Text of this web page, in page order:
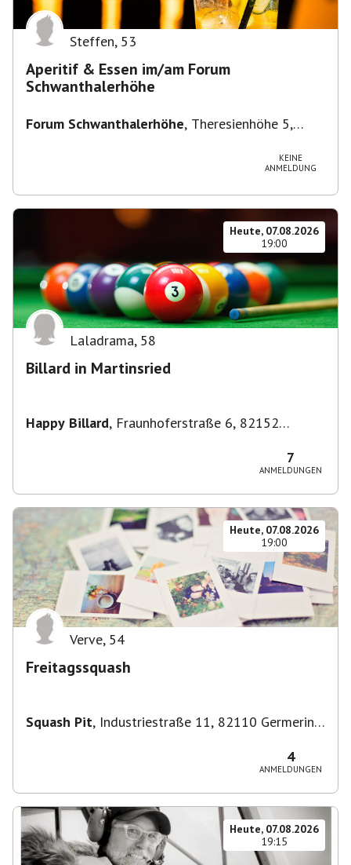
Steffen, 53
Aperitif & Essen im/am Forum
Schwanthalerhöhe
Forum Schwanthalerhöhe, Theresienhöhe 5,
KEINE
ANMELDUNG
Heute, 07.08.2026
19:00
Laladrama, 58
Billard in Martinsried
Happy Billard, Fraunhoferstraße 6, 82152
7
ANMELDUNGEN
Heute, 07.08.2026
19:00
Verve, 54
Freitagssquash
Squash Pit, Industriestraße 11, 82110 Germering,
4
ANMELDUNGEN
Heute, 07.08.2026
19:15